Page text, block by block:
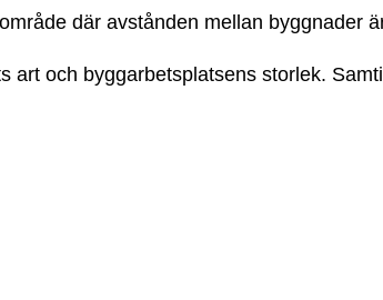
där avstånden mellan byggnader
art och byggarbetsplatsens storlek.